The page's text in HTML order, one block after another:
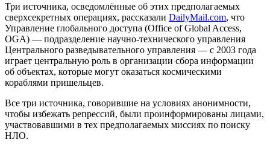
Три источника, осведомлённые об этих предполагаемых
сверхсекретных операциях, рассказали DailyMail.com, что
Управление глобального доступа (Office of Global Access,
OGA) — подразделение научно-технического управления
Центрального разведывательного управления — с 2003 года
играет центральную роль в организации сбора информации
об объектах, которые могут оказаться космическими
кораблями пришельцев.
Все три источника, говорившие на условиях анонимности,
чтобы избежать репрессий, были проинформированы лицами,
участвовавшими в тех предполагаемых миссиях по поиску
НЛО.